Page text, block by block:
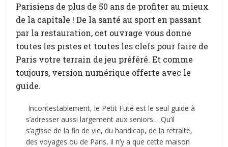
Parisiens de plus de 50 ans de profiter au mieux
de la capitale ! De la santé au sport en passant
par la restauration, cet ouvrage vous donne
toutes les pistes et toutes les clefs pour faire de
Paris votre terrain de jeu préféré. Et comme
toujours, version numérique offerte avec le
guide.
Incontestablement, le Petit Futé est le seul guide à
s’adresser aussi largement aux seniors… Qu’il
s’agisse de la fin de vie, du handicap, de la retraite,
des voyages ou de Paris, il n’y a que cette maison